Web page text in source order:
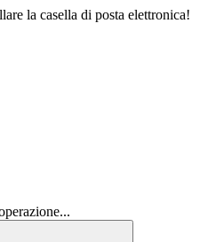
la casella di posta elettronica!